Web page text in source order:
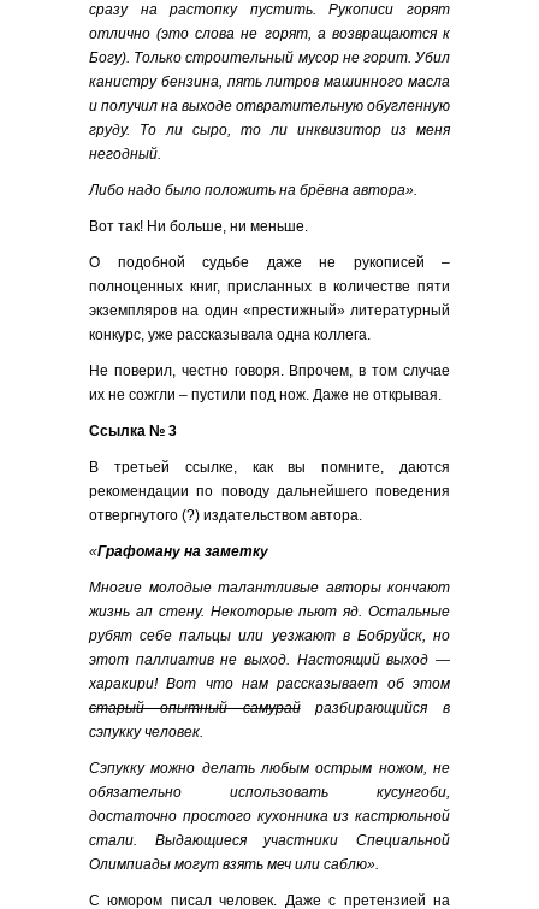
сразу на растопку пустить. Рукописи горят
отлично (это слова не горят, а возвращаются к
Богу). Только строительный мусор не горит. Убил
канистру бензина, пять литров машинного масла
и получил на выходе отвратительную обугленную
груду. То ли сыро, то ли инквизитор из меня
негодный.
Либо надо было положить на брёвна автора».
Вот так! Ни больше, ни меньше.
О подобной судьбе даже не рукописей –
полноценных книг, присланных в количестве пяти
экземпляров на один «престижный» литературный
конкурс, уже рассказывала одна коллега.
Не поверил, честно говоря. Впрочем, в том случае
их не сожгли – пустили под нож. Даже не открывая.
Ссылка № 3
В третьей ссылке, как вы помните, даются
рекомендации по поводу дальнейшего поведения
отвергнутого (?) издательством автора.
«Графоману на заметку
Многие молодые талантливые авторы кончают
жизнь ап стену. Некоторые пьют яд. Остальные
рубят себе пальцы или уезжают в Бобруйск, но
этот паллиатив не выход. Настоящий выход —
харакири! Вот что нам рассказывает об этом
старый опытный самурайразбирающийся в
сэпукку человек.
Сэпукку можно делать любым острым ножом, не
обязательно использовать кусунгоби,
достаточно простого кухонника из кастрюльной
стали. Выдающиеся участники Специальной
Олимпиады могут взять меч или саблю».
С юмором писал человек. Даже с претензией на